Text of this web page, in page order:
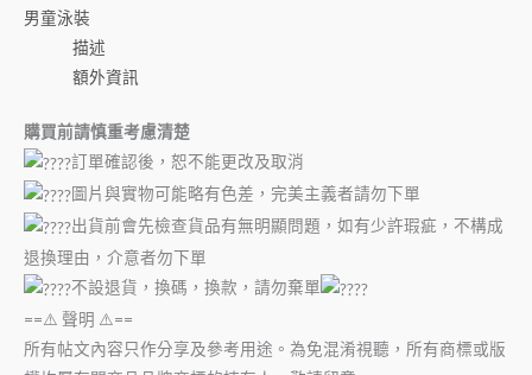
男童泳裝
描述
額外資訊
購買前請慎重考慮清楚
訂單確認後，恕不能更改及取消
圖片與實物可能略有色差，完美主義者請勿下單
出貨前會先檢查貨品有無明顯問題，如有少許瑕疵，不構成
退換理由，介意者勿下單
不設退貨，換碼，換款，請勿棄單
==⚠️ 聲明 ⚠️==
所有帖文內容只作分享及參考用途。為免混淆視聽，所有商標或版